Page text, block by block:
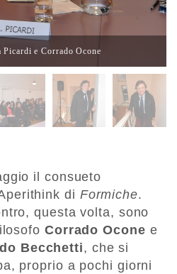
e Corrado Ocone
il consueto
di Formiche.
questa volta, sono
Corrado Ocone e
Becchetti, che si
proprio a pochi giorni